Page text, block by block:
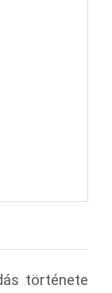
története